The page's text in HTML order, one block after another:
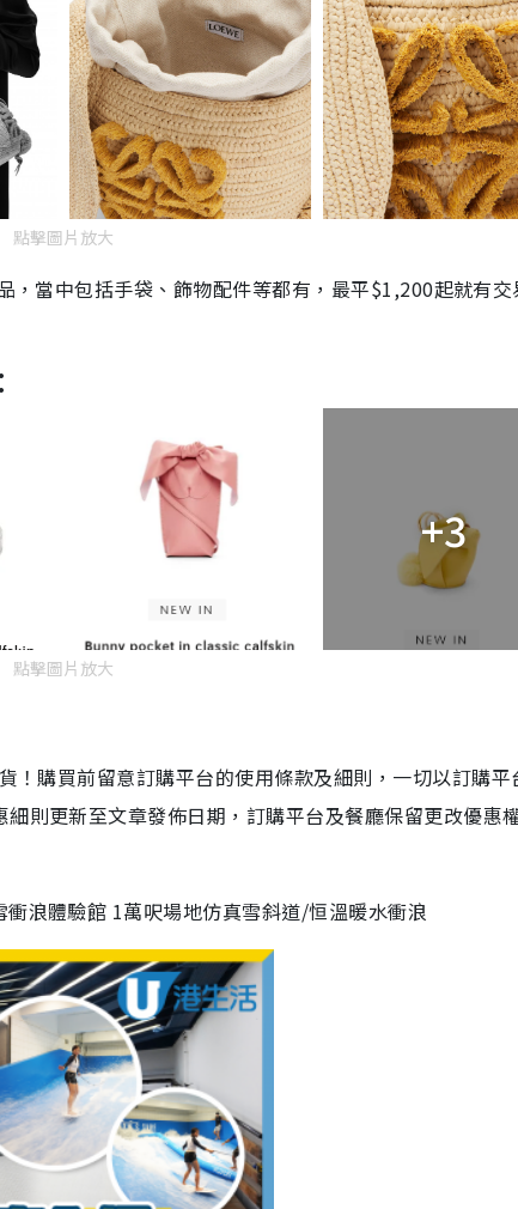
點擊圖片放大
，當中包括手袋、飾物配件等都有，最平$1,200起就有
+3
點擊圖片放大
！購買前留意訂購平台的使用條款及細則，一切以訂購平
則更新至文章發佈日期，訂購平台及餐廳保留更改優惠
浪體驗館 1萬呎場地仿真雪斜道/恒溫暖水衝浪